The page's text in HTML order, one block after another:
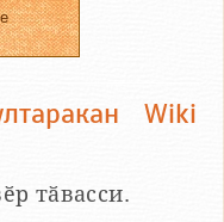
Wiki
тӑвасси.